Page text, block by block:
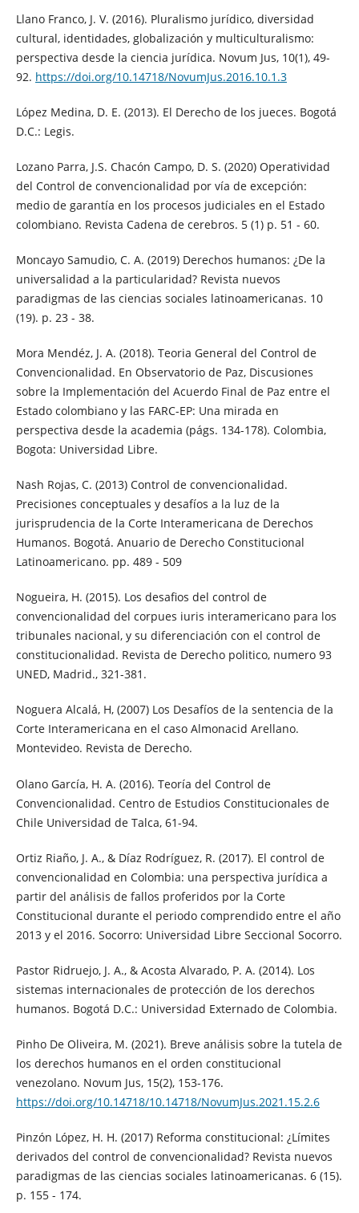
Llano Franco, J. V. (2016). Pluralismo jurídico, diversidad
cultural, identidades, globalización y multiculturalismo:
perspectiva desde la ciencia jurídica. Novum Jus, 10(1), 49-
92. https://doi.org/10.14718/NovumJus.2016.10.1.3
López Medina, D. E. (2013). El Derecho de los jueces. Bogotá
D.C.: Legis.
Lozano Parra, J.S. Chacón Campo, D. S. (2020) Operatividad
del Control de convencionalidad por vía de excepción:
medio de garantía en los procesos judiciales en el Estado
colombiano. Revista Cadena de cerebros. 5 (1) p. 51 - 60.
Moncayo Samudio, C. A. (2019) Derechos humanos: ¿De la
universalidad a la particularidad? Revista nuevos
paradigmas de las ciencias sociales latinoamericanas. 10
(19). p. 23 - 38.
Mora Mendéz, J. A. (2018). Teoria General del Control de
Convencionalidad. En Observatorio de Paz, Discusiones
sobre la Implementación del Acuerdo Final de Paz entre el
Estado colombiano y las FARC-EP: Una mirada en
perspectiva desde la academia (págs. 134-178). Colombia,
Bogota: Universidad Libre.
Nash Rojas, C. (2013) Control de convencionalidad.
Precisiones conceptuales y desafíos a la luz de la
jurisprudencia de la Corte Interamericana de Derechos
Humanos. Bogotá. Anuario de Derecho Constitucional
Latinoamericano. pp. 489 - 509
Nogueira, H. (2015). Los desafios del control de
convencionalidad del corpues iuris interamericano para los
tribunales nacional, y su diferenciación con el control de
constitucionalidad. Revista de Derecho politico, numero 93
UNED, Madrid., 321-381.
Noguera Alcalá, H, (2007) Los Desafíos de la sentencia de la
Corte Interamericana en el caso Almonacid Arellano.
Montevideo. Revista de Derecho.
Olano García, H. A. (2016). Teoría del Control de
Convencionalidad. Centro de Estudios Constitucionales de
Chile Universidad de Talca, 61-94.
Ortiz Riaño, J. A., & Díaz Rodríguez, R. (2017). El control de
convencionalidad en Colombia: una perspectiva jurídica a
partir del análisis de fallos proferidos por la Corte
Constitucional durante el periodo comprendido entre el año
2013 y el 2016. Socorro: Universidad Libre Seccional Socorro.
Pastor Ridruejo, J. A., & Acosta Alvarado, P. A. (2014). Los
sistemas internacionales de protección de los derechos
humanos. Bogotá D.C.: Universidad Externado de Colombia.
Pinho De Oliveira, M. (2021). Breve análisis sobre la tutela de
los derechos humanos en el orden constitucional
venezolano. Novum Jus, 15(2), 153-176.
https://doi.org/10.14718/10.14718/NovumJus.2021.15.2.6
Pinzón López, H. H. (2017) Reforma constitucional: ¿Límites
derivados del control de convencionalidad? Revista nuevos
paradigmas de las ciencias sociales latinoamericanas. 6 (15).
p. 155 - 174.